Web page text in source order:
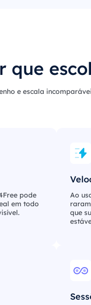
que
e escala
pode
em todo
Ao
que